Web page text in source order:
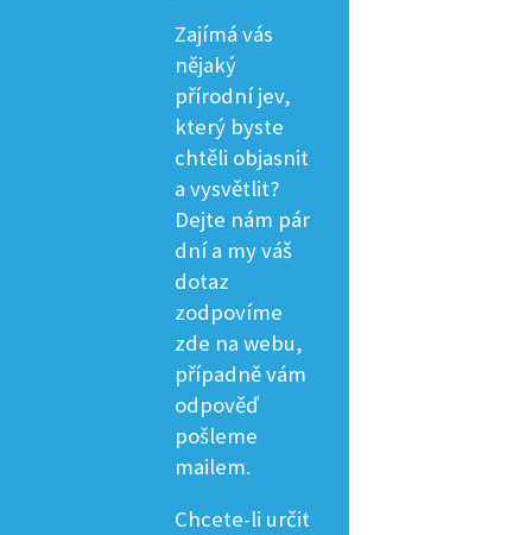
Zajímá vás
nějaký
přírodní jev,
který byste
chtěli objasnit
a vysvětlit?
Dejte nám pár
dní a my váš
dotaz
zodpovíme
zde na webu,
případně vám
odpověď
pošleme
mailem.
Chcete-li určit